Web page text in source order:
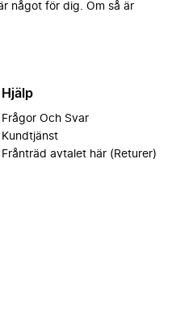
något för dig. Om så är
Hjälp
Frågor Och Svar
Kundtjänst
Frånträd avtalet här (Returer)